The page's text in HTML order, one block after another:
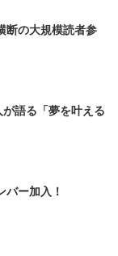
断の大規模読者参
語る「夢を叶える
ー加入！